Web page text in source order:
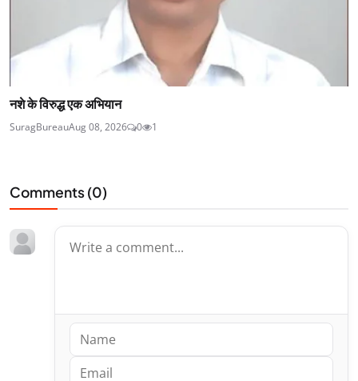
नशे के विरुद्ध एक अभियान
SuragBureauAug 08, 2026 0 1
Comments (0)